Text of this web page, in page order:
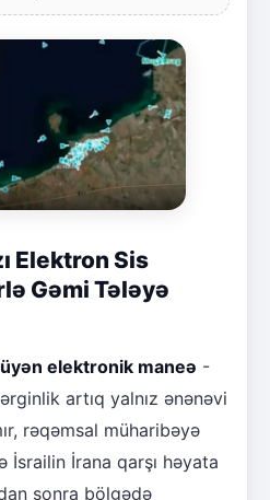
Elektron Sis
Gəmi Tələyə
elektronik maneə -
artıq yalnız ənənəvi
rəqəmsal müharibəyə
İsrailin İrana qarşı həyata
sonra bölgədə